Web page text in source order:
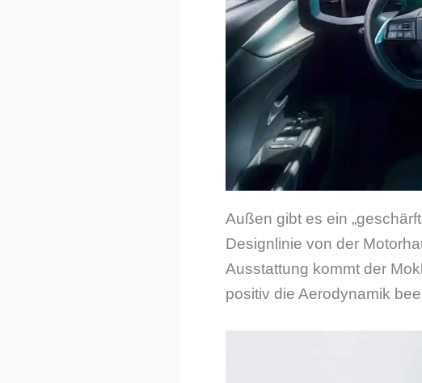
Außen gibt es ein
Designlinie von der
Ausstattung kommt der
positiv die Aerodynamik